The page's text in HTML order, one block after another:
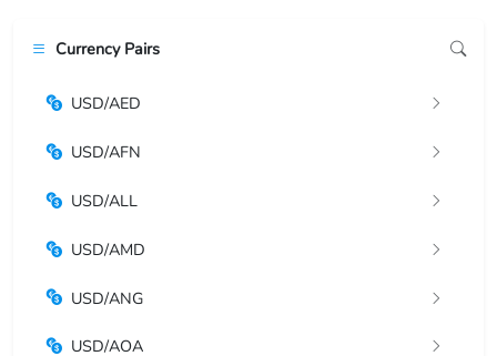
Currency Pairs
USD/AED
USD/AFN
USD/ALL
USD/AMD
USD/ANG
USD/AOA